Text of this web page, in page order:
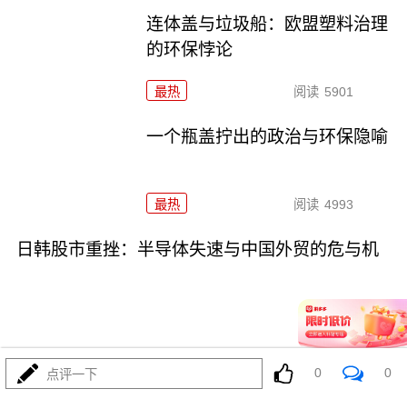
连体盖与垃圾船：欧盟塑料治理
的环保悖论
最热 阅读 5901
一个瓶盖拧出的政治与环保隐喻
最热 阅读 4993
日韩股市重挫：半导体失速与中国外贸的危与机
最热 6811 07-16
点评一下 0 0